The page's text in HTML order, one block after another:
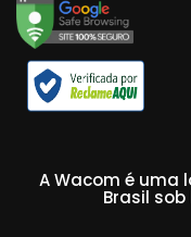
A Wacom é uma
Brasil